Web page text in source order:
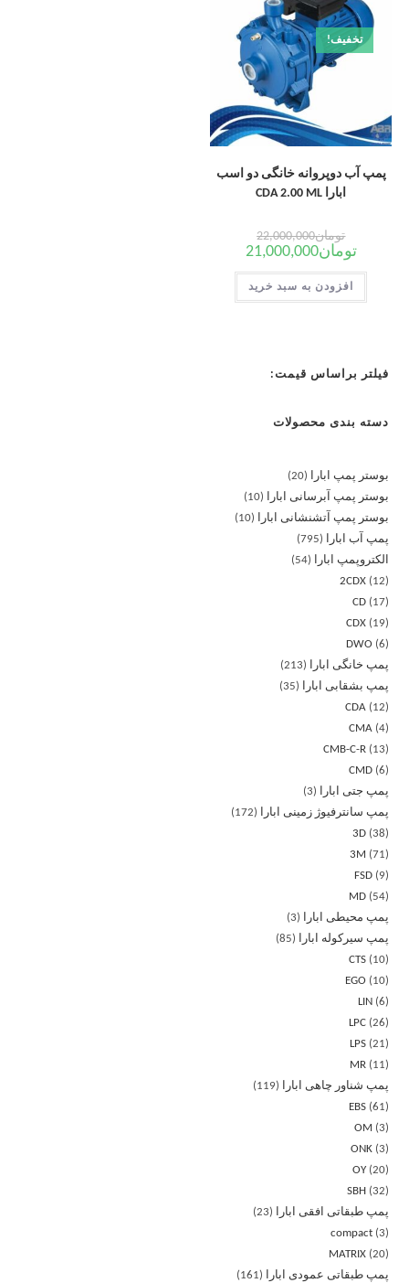
تخفیف!
پمپ آب دوپروانه خانگی دو اسب
ابارا CDA 2.00 ML
تومان22,000,000
تومان21,000,000
افزودن به سبد خرید
فیلتر براساس قیمت:
دسته بندی محصولات
بوستر پمپ ابارا
20
بوستر پمپ آبرسانی ابارا
10
بوستر پمپ آتشنشانی ابارا
10
پمپ آب ابارا
795
الکتروپمپ ابارا
54
2CDX
12
CD
17
CDX
19
DWO
6
پمپ خانگی ابارا
213
پمپ بشقابی ابارا
35
CDA
12
CMA 4
CMB-C-R
13
CMD 6
پمپ جتی ابارا
3
پمپ سانترفیوژ زمینی ابارا
172
3D 38
3M
71
FSD
9
MD
54
پمپ محیطی ابارا
3
پمپ سیرکوله ابارا
85
CTS
10
EGO
10
LIN
6
LPC 26
LPS 21
MR
11
پمپ شناور چاهی ابارا
119
EBS 61
OM
3
ONK 3
OY 20
SBH
32
پمپ طبقاتی افقی ابارا
23
compact 3
MATRIX 20
پمپ طبقاتی عمودی ابارا
161